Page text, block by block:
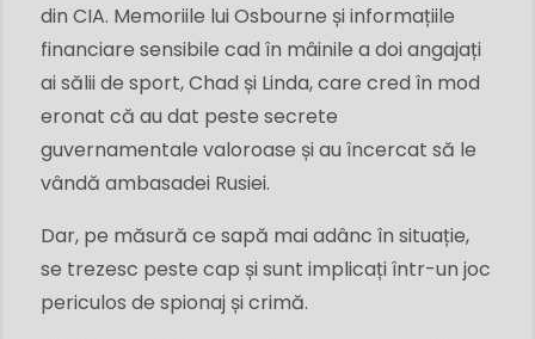
din CIA. Memoriile lui Osbourne și informațiile
financiare sensibile cad în mâinile a doi angajați
ai sălii de sport, Chad și Linda, care cred în mod
eronat că au dat peste secrete
guvernamentale valoroase și au încercat să le
vândă ambasadei Rusiei.
Dar, pe măsură ce sapă mai adânc în situație,
se trezesc peste cap și sunt implicați într-un joc
periculos de spionaj și crimă.